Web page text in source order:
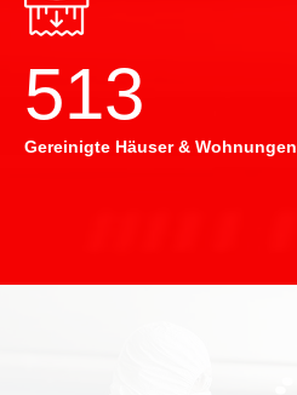
514
Gereinigte Häuser & Wohnungen